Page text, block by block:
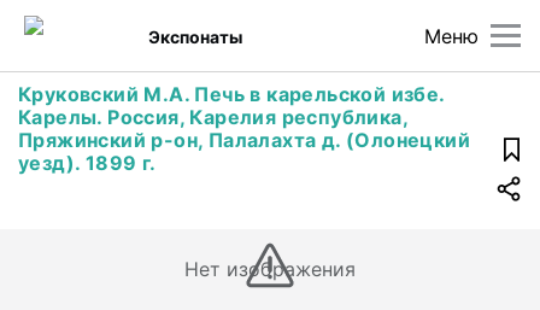
Меню
Экспонаты
Круковский М.А. Печь в карельской избе.
Карелы. Россия, Карелия республика,
Пряжинский р-он, Палалахта д. (Олонецкий
уезд). 1899 г.
Нет изображения